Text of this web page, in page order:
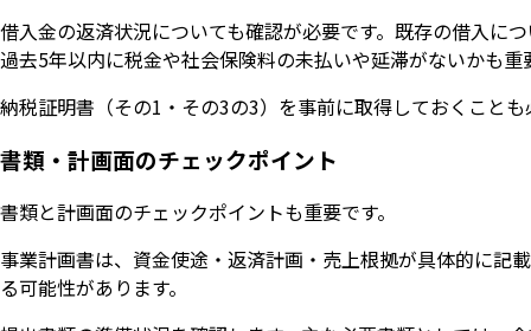
借入金の返済状況についても確認が必要です。既存の借入に
過去5年以内に税金や社会保険料の未払いや延滞がないかも
納税証明書（その1・その3の3）を事前に取得しておくこと
書類・計画面のチェックポイント
書類と計画面のチェックポイントも重要です。
事業計画書は、資金使途・返済計画・売上根拠が具体的に記
る可能性があります。